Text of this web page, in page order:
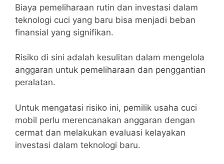
Biaya pemeliharaan rutin dan investasi dalam
teknologi cuci yang baru bisa menjadi beban
finansial yang signifikan.
Risiko di sini adalah kesulitan dalam mengelola
anggaran untuk pemeliharaan dan penggantian
peralatan.
Untuk mengatasi risiko ini, pemilik usaha cuci
mobil perlu merencanakan anggaran dengan
cermat dan melakukan evaluasi kelayakan
investasi dalam teknologi baru.